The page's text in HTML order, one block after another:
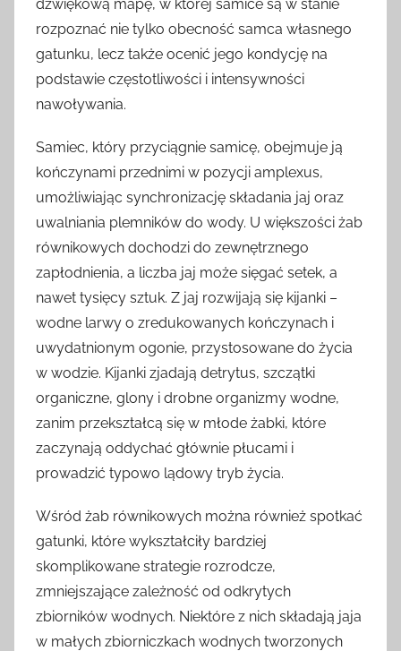
dźwiękową mapę, w której samice są w stanie
rozpoznać nie tylko obecność samca własnego
gatunku, lecz także ocenić jego kondycję na
podstawie częstotliwości i intensywności
nawoływania.
Samiec, który przyciągnie samicę, obejmuje ją
kończynami przednimi w pozycji amplexus,
umożliwiając synchronizację składania jaj oraz
uwalniania plemników do wody. U większości żab
równikowych dochodzi do zewnętrznego
zapłodnienia, a liczba jaj może sięgać setek, a
nawet tysięcy sztuk. Z jaj rozwijają się kijanki –
wodne larwy o zredukowanych kończynach i
uwydatnionym ogonie, przystosowane do życia
w wodzie. Kijanki zjadają detrytus, szczątki
organiczne, glony i drobne organizmy wodne,
zanim przekształcą się w młode żabki, które
zaczynają oddychać głównie płucami i
prowadzić typowo lądowy tryb życia.
Wśród żab równikowych można również spotkać
gatunki, które wykształciły bardziej
skomplikowane strategie rozrodcze,
zmniejszające zależność od odkrytych
zbiorników wodnych. Niektóre z nich składają jaja
w małych zbiorniczkach wodnych tworzonych